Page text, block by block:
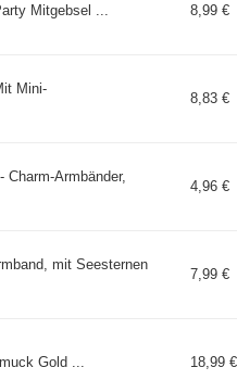
Mitgebsel ... 8,99 €
Mini-
8,83 €
Armbänder,
4,96 €
mit Seesternen
7,99 €
Gold ... 18,99 €